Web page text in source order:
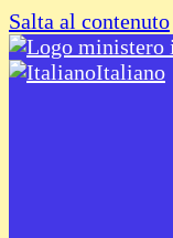
Salta al contenuto
Italiano